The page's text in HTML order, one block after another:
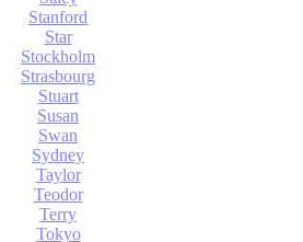
Stanford
Star
Stockholm
Strasbourg
Stuart
Susan
Swan
Sydney
Taylor
Teodor
Terry
Tokyo